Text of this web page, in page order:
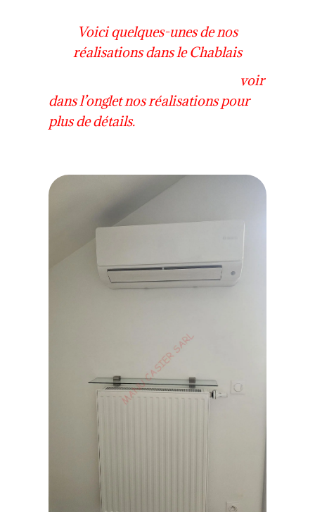
Voici quelques-unes de nos
réalisations dans le Chablais
voir
dans l’onglet nos réalisations pour
plus de détails.